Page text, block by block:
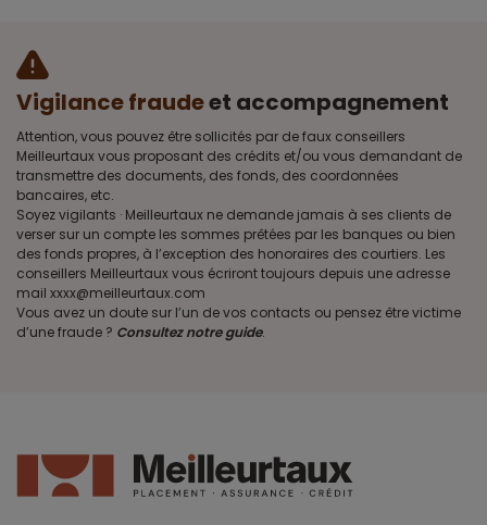
Vigilance fraudeet accompagnement
Attention, vous pouvez être sollicités par de faux conseillers
Meilleurtaux vous proposant des crédits et/ou vous demandant de
transmettre des documents, des fonds, des coordonnées
bancaires, etc.
Soyez vigilants · Meilleurtaux ne demande jamais à ses clients de
verser sur un compte les sommes prêtées par les banques ou bien
des fonds propres, à l’exception des honoraires des courtiers. Les
conseillers Meilleurtaux vous écriront toujours depuis une adresse
mail xxxx@meilleurtaux.com
Vous avez un doute sur l’un de vos contacts ou pensez être victime
d’une fraude ? Consultez notre guide.